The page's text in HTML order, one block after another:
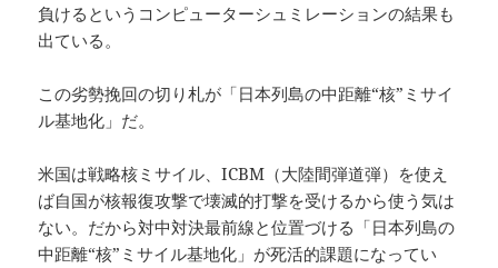
負けるというコンピューターシュミレーションの結果も
出ている。
この劣勢挽回の切り札が「日本列島の中距離“核”ミサイ
ル基地化」だ。
米国は戦略核ミサイル、ICBM（大陸間弾道弾）を使え
ば自国が核報復攻撃で壊滅的打撃を受けるから使う気は
ない。だから対中対決最前線と位置づける「日本列島の
中距離“核”ミサイル基地化」が死活的課題になってい